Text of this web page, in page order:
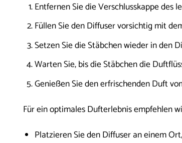
Entfernen Sie die Verschlusskappe des
Füllen Sie den Diffuser vorsichtig mit
Setzen Sie die Stäbchen wieder in den
Warten Sie, bis die Stäbchen die
Genießen Sie den erfrischenden Duft
Für ein optimales Dufterlebnis empfehlen
Platzieren Sie den Diffuser an einem